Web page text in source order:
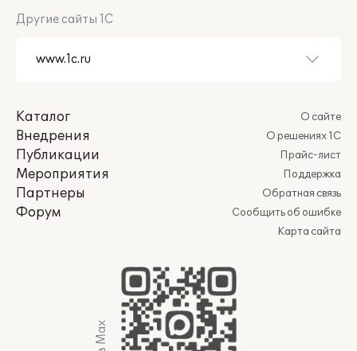
Другие сайты 1С
Каталог
Внедрения
Публикации
Мероприятия
Партнеры
Форум
О сайте
О решениях 1С
Прайс-лист
Поддержка
Обратная связь
Сообщить об ошибке
Карта сайта